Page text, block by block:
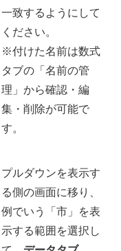
一致するようにして
ください。
※付けた名前は数式
タブの「名前の管
理」から確認・編
集・削除が可能で
す。
プルダウンを表示す
る側の画面に移り、
例でいう「市」を表
示する範囲を選択し